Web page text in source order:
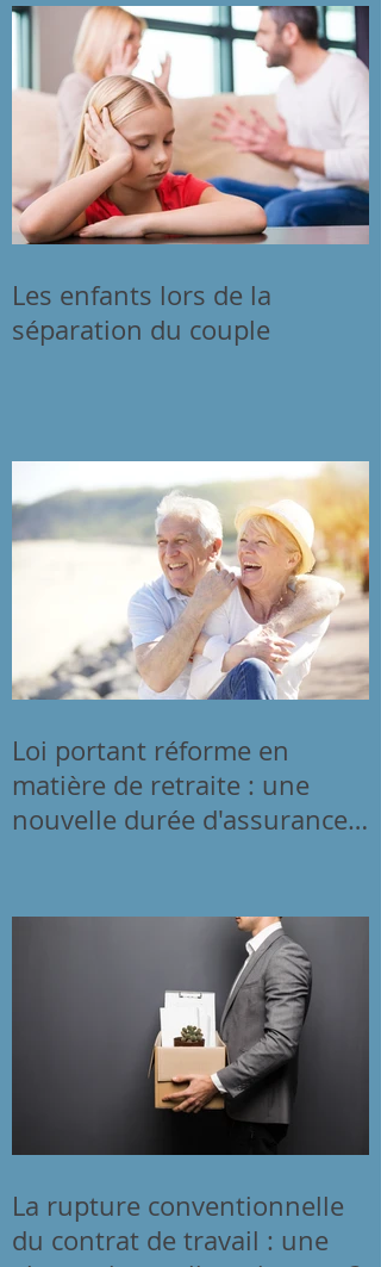
Les enfants lors de la
séparation du couple
Loi portant réforme en
matière de retraite : une
nouvelle durée d'assurance
La rupture conventionnelle
du contrat de travail : une